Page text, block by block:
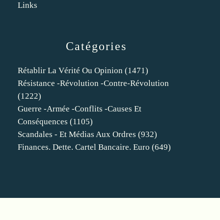
Catégories
Rétablir La Vérité Ou Opinion (1471)
Résistance -révolution -contre-Révolution
(1222)
Guerre -armée -conflits -causes Et
Conséquences (1105)
Scandales - Et Médias Aux Ordres (932)
Finances. Dette. Cartel Bancaire. Euro (649)
Links